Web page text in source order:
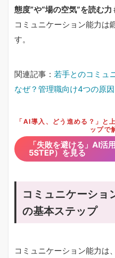
態度”や“場の空気”を読む力
コミュニケーション能力は
す。
関連記事： 若手とのコミュ
なぜ？管理職向け4つの原
「AI導入、どう進める？」と
ップで
「失敗を避ける」AI活
5STEP）を見る
コミュニケーショ
の基本ステップ
コミュニケーション能力は